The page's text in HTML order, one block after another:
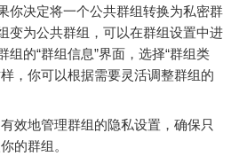
你决定将一个公共群组转换为私密群
变为公共群组，可以在群组设置中进
组的“群组信息”界面，选择“群组类
，你可以根据需要灵活调整群组的
效地管理群组的隐私设置，确保只
的群组。